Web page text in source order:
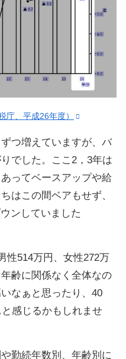
庁、平成26年度）
つ増えていますが、バ
でした。ここ2，3年は
ってベースアップや給
はこの間ベアもせず、
ンしていました
性514万円、女性272万
齢に関係なく全体なの
なぁと思ったり、40
感じるかもしれませ
勤続年数別、年齢別に